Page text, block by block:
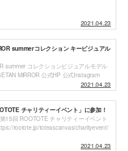
2021.04.23
summerコレクション キービジュアル
summer コレクションビジュアルモデル
MiRROR 公式HP 公式Instagram
2021.04.23
チャリティーイベント」に参加！
15回 ROOTOTE チャリティーイベント
rootote.jp/toteascanvas/charityevent/
2021.04.23